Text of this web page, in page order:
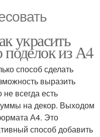
украсить
из А4
способ сделать
выразить
всегда есть
на декор. Выходом
А4. Это
способ добавить